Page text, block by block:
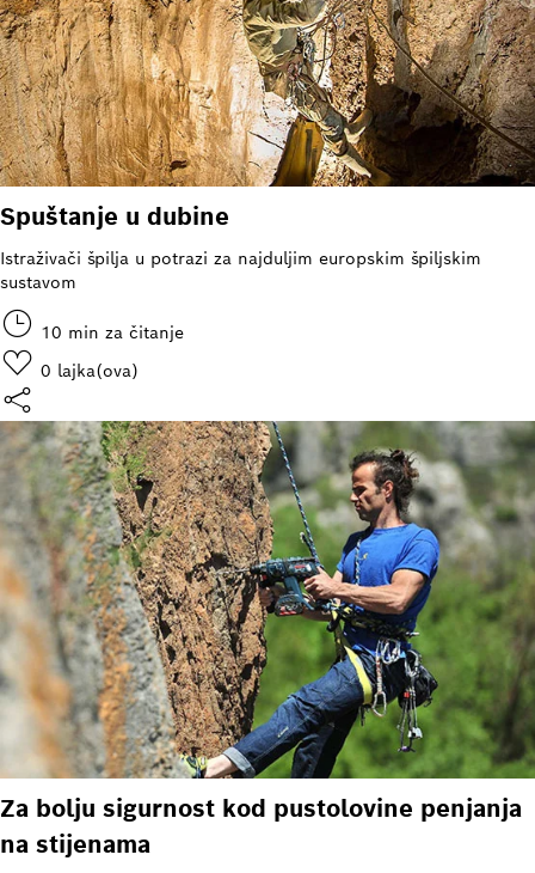
Spuštanje u dubine
Istraživači špilja u potrazi za najduljim europskim špiljskim
sustavom
10 min za čitanje
0 lajka(ova)
Za bolju sigurnost kod pustolovine penjanja
na stijenama